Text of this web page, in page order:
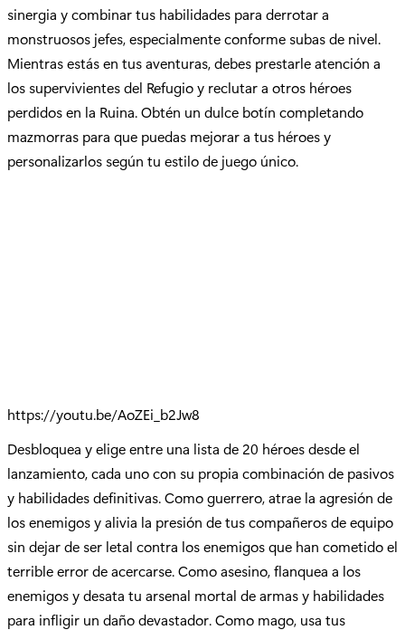
sinergia y combinar tus habilidades para derrotar a
monstruosos jefes, especialmente conforme subas de nivel.
Mientras estás en tus aventuras, debes prestarle atención a
los supervivientes del Refugio y reclutar a otros héroes
perdidos en la Ruina. Obtén un dulce botín completando
mazmorras para que puedas mejorar a tus héroes y
personalizarlos según tu estilo de juego único.
https://youtu.be/AoZEi_b2Jw8
Desbloquea y elige entre una lista de 20 héroes desde el
lanzamiento, cada uno con su propia combinación de pasivos
y habilidades definitivas. Como guerrero, atrae la agresión de
los enemigos y alivia la presión de tus compañeros de equipo
sin dejar de ser letal contra los enemigos que han cometido el
terrible error de acercarse. Como asesino, flanquea a los
enemigos y desata tu arsenal mortal de armas y habilidades
para infligir un daño devastador. Como mago, usa tus